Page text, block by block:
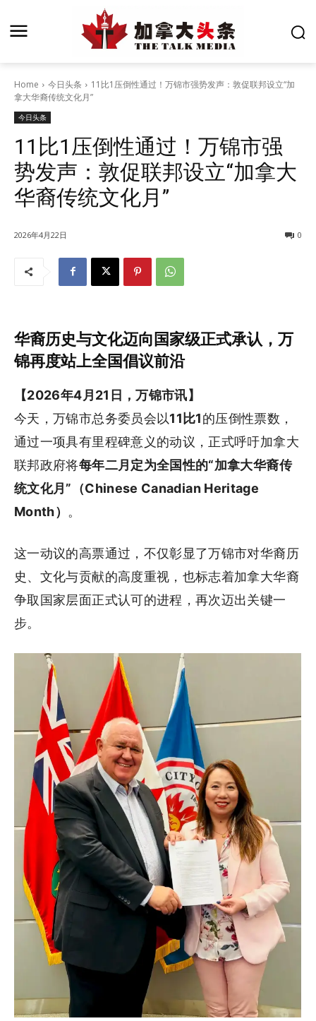
Home 今日头条
11比1压倒性通过！万锦市强势发声：敦促联邦设立“加
拿大华裔传统文化月”
今日头条
11比1压倒性通过！万锦市强
势发声：敦促联邦设立“加拿大
华裔传统文化月”
2026年4月22日 0
华裔历史与文化迈向国家级正式承认，万
锦再度站上全国倡议前沿
【2026年4月21日，万锦市讯】
今天，万锦市总务委员会以11比1的压倒性票数，
通过一项具有里程碑意义的动议，正式呼吁加拿大
联邦政府将每年二月定为全国性的“加拿大华裔传
统文化月”（Chinese Canadian Heritage
Month） 。
这一动议的高票通过，不仅彰显了万锦市对华裔历
史、文化与贡献的高度重视，也标志着加拿大华裔
争取国家层面正式认可的进程，再次迈出关键一
步。